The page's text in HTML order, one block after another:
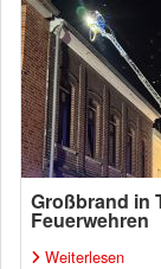
Großbrand in
Feuerwehren
Weiterlesen